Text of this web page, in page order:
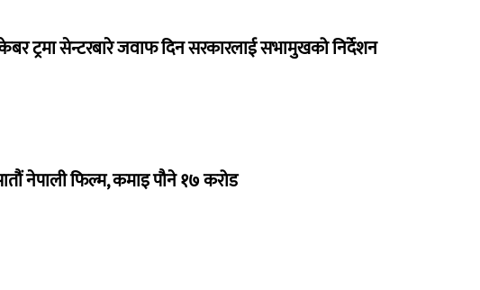
ट्रमा सेन्टरबारे जवाफ दिन सरकारलाई सभामुखको निर्देशन
नेपाली फिल्म, कमाइ पौने १७ करोड